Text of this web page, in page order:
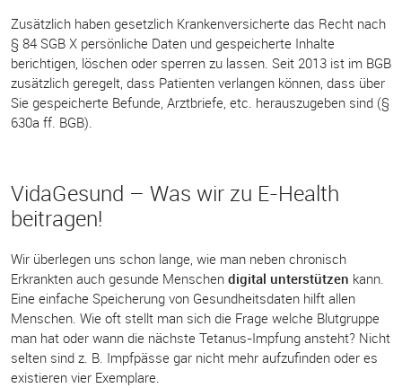
Zusätzlich haben gesetzlich Krankenversicherte das Recht nach
§ 84 SGB X persönliche Daten und gespeicherte Inhalte
berichtigen, löschen oder sperren zu lassen. Seit 2013 ist im BGB
zusätzlich geregelt, dass Patienten verlangen können, dass über
Sie gespeicherte Befunde, Arztbriefe, etc. herauszugeben sind (§
630a ff. BGB).
VidaGesund – Was wir zu E-Health
beitragen!
Wir überlegen uns schon lange, wie man neben chronisch
Erkrankten auch gesunde Menschen digital unterstützen kann.
Eine einfache Speicherung von Gesundheitsdaten hilft allen
Menschen. Wie oft stellt man sich die Frage welche Blutgruppe
man hat oder wann die nächste Tetanus-Impfung ansteht? Nicht
selten sind z. B. Impfpässe gar nicht mehr aufzufinden oder es
existieren vier Exemplare.